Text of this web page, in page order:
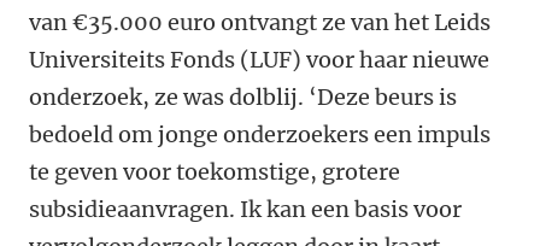
van €35.000 euro ontvangt ze van het Leids
Universiteits Fonds (LUF) voor haar nieuwe
onderzoek, ze was dolblij. ‘Deze beurs is
bedoeld om jonge onderzoekers een impuls
te geven voor toekomstige, grotere
subsidieaanvragen. Ik kan een basis voor